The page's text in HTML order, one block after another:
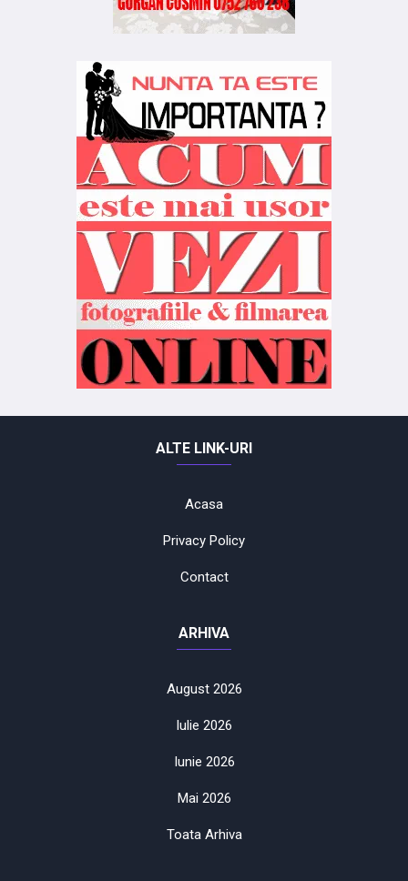
ALTE LINK-URI
Acasa
Privacy Policy
Contact
ARHIVA
August 2026
Iulie 2026
Iunie 2026
Mai 2026
Toata Arhiva